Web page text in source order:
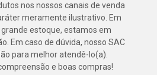
nos nossos canais de venda
meramente ilustrativo. Em
estoque, estamos em
Em caso de dúvida, nosso SAC
para melhor atendê-lo(a).
e boas compras!